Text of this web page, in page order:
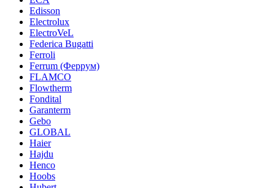
Edisson
Electrolux
ElectroVeL
Federica Bugatti
Ferroli
Ferrum (Феррум)
FLAMCO
Flowtherm
Fondital
Garanterm
Gebo
GLOBAL
Haier
Hajdu
Henco
Hoobs